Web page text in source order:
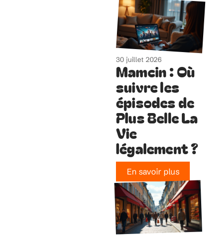
30 juillet 2026
Mamcin : Où
suivre les
épisodes de
Plus Belle La
Vie
légalement ?
En savoir plus